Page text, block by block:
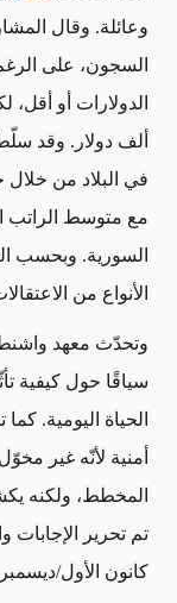
السجون، على
ألف دولار. وقد
في البلاد من
مع متوسط الراتب
السورية. وبحسب
الأنواع من
وتحدّث معهد
سياقًا حول كيفية
الحياة اليومية.
أمنية لأنّه غير
المخطط، ولكنه
تم تحرير
كانون الأول/